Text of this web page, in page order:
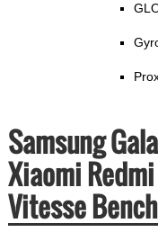
Samsung
Xiaomi
Vitesse